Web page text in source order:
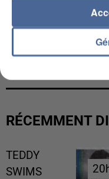
L’UN DES
MAFIA
RÉCEMMENT
TEDDY
SWIMS